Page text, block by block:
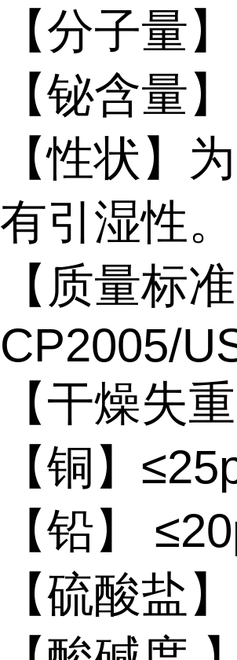
【分子量
【铋含量
【性状】
有引湿性。
【质量标
CP2005/
【干燥失
【铜】
【铅】
【硫酸盐